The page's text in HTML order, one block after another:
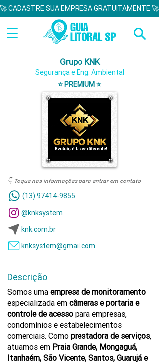
🚀 CADASTRE SUA EMPRESA GRATUITAMENTE 🚀
Grupo KNK
Segurança e Eng. Ambiental
⭐ PREMIUM ⭐
👇 Toque nas informações para entrar em contato
(13) 97414-9855
@knksystem
knk.com.br
knksystem@gmail.com
Descrição
Somos uma empresa de monitoramento
especializada em câmeras e portaria e
controle de acesso para empresas,
condomínios e estabelecimentos
comerciais. Como prestadora de serviços,
atuamos em Praia Grande, Mongaguá,
Itanhaém, São Vicente, Santos, Guarujá e